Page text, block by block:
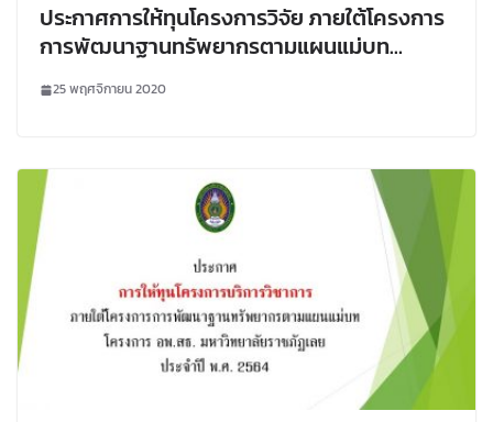
ประกาศการให้ทุนโครงการวิจัย ภายใต้โครงการ
การพัฒนาฐานทรัพยากรตามแผนแม่บท
โครงการ อพ.สธ. มหาวิทยาลัยราชภัฏเลย ประจำ
ปี พ.ศ. 2564
25 พฤศจิกายน 2020